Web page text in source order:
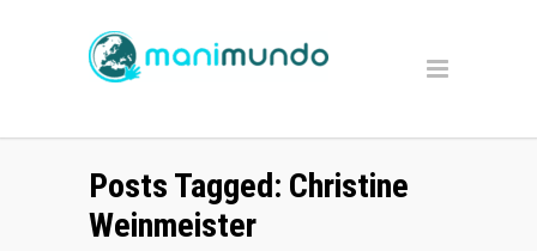
Posts Tagged: Christine
Weinmeister